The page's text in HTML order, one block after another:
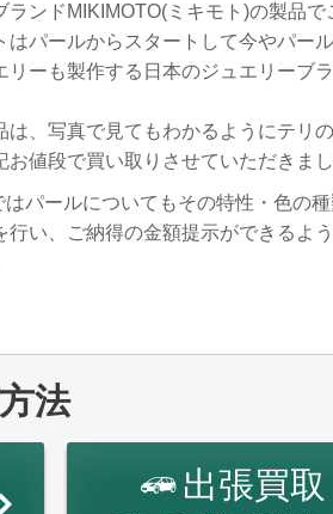
ランドMIKIMOTO(ミキモト)の製品で
はパールからスタートして今やパー
リーも製作する日本のジュエリーブ
は、写真で見てもわかるようにテリ
お値段で買い取りさせていただきまし
パールについてもその特性・色の
行い、ご納得の金額提示ができるよ
法
出張買取